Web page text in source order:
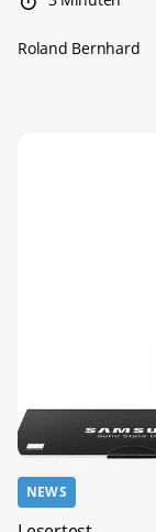
Roland Bernhard
NEWS